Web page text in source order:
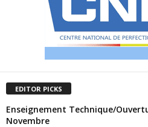
EDITOR PICKS
Enseignement Technique/
Novembre